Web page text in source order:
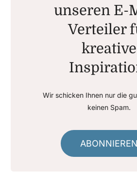
unseren E-
Verteiler
kreative
Wir schicken Ihnen nur die
keinen Spam.
ABONNIEREN